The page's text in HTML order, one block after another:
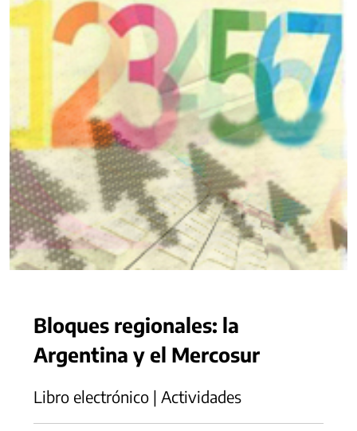
Bloques regionales: la
Argentina y el Mercosur
Libro electrónico | Actividades